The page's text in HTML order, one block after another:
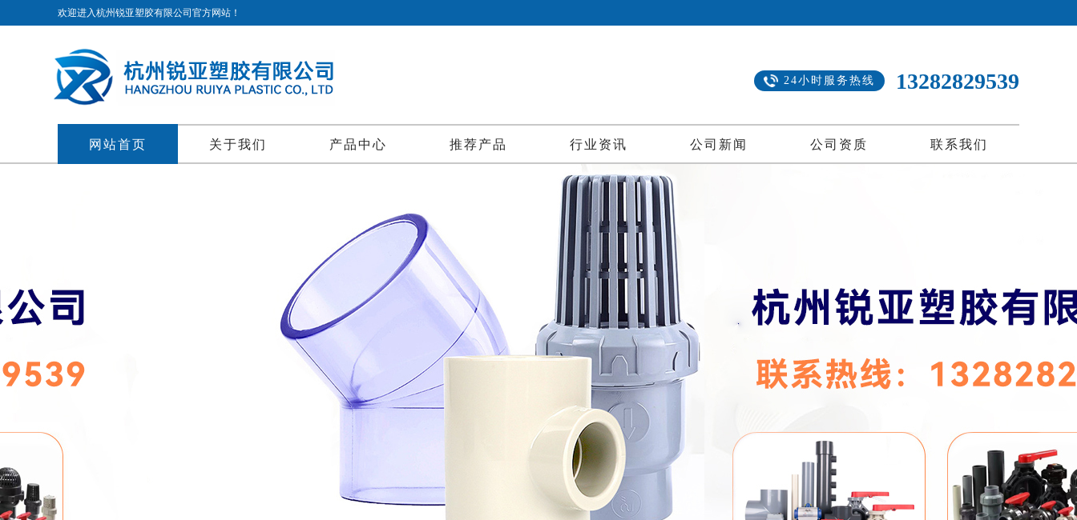
欢迎进入杭州锐亚塑胶有限公司官方网站！
24小时服务热线 13282829539
网站首页 关于我们 产品中心 推荐产品 行业资讯 公司新闻 公司资质 联系我们